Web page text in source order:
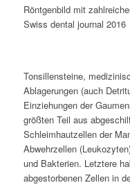
Röntgenbild mit
Swiss dental journal 2016
Tonsillensteine,
Ablagerungen (auch
Einziehungen der
größten Teil aus
Schleimhautzellen der
Abwehrzellen
und Bakterien. Letztere
abgestorbenen Zellen in